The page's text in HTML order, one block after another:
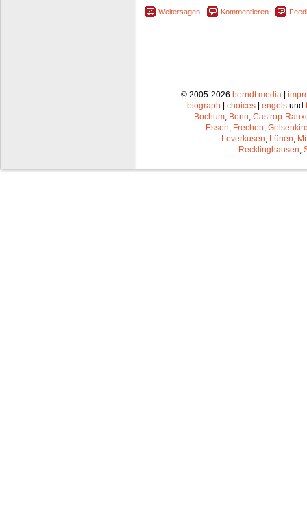
Weitersagen Kommentieren
© 2005-2026 berndt media |
biograph | choices | engels und
Bochum Bonn Castrop-
Essen Frechen
Leverkusen Lünen
Recklinghausen